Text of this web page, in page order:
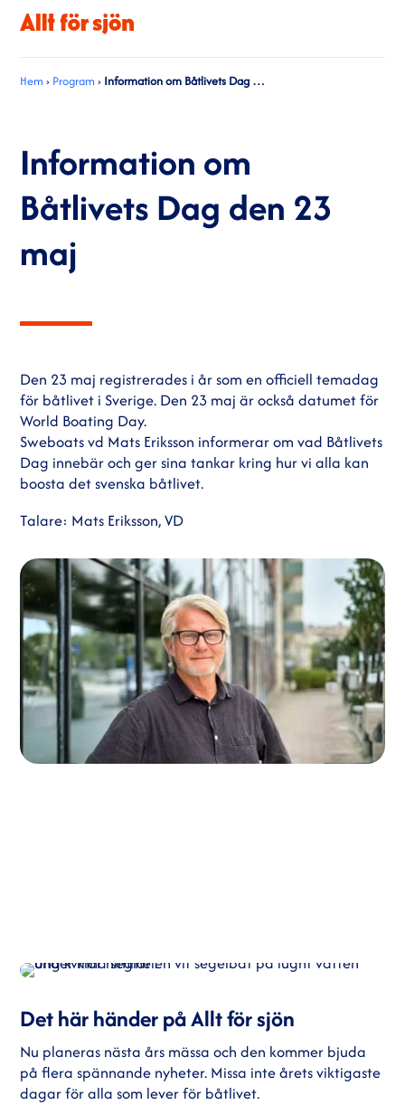
Hem › Program › Information om Båtlivets Dag den 23 maj
Information om
Båtlivets Dag den 23
maj
Den 23 maj registrerades i år som en officiell temadag
för båtlivet i Sverige. Den 23 maj är också datumet för
World Boating Day.
Sweboats vd Mats Eriksson informerar om vad Båtlivets
Dag innebär och ger sina tankar kring hur vi alla kan
boosta det svenska båtlivet.
Talare: Mats Eriksson, VD
Det här händer på Allt för sjön
Nu planeras nästa års mässa och den kommer bjuda
på flera spännande nyheter. Missa inte årets viktigaste
dagar för alla som lever för båtlivet.